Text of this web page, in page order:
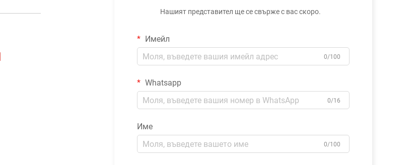
Нашият представител ще се свърже с вас скоро.
Имейл
0/100
Whatsapp
0/16
Име
0/100